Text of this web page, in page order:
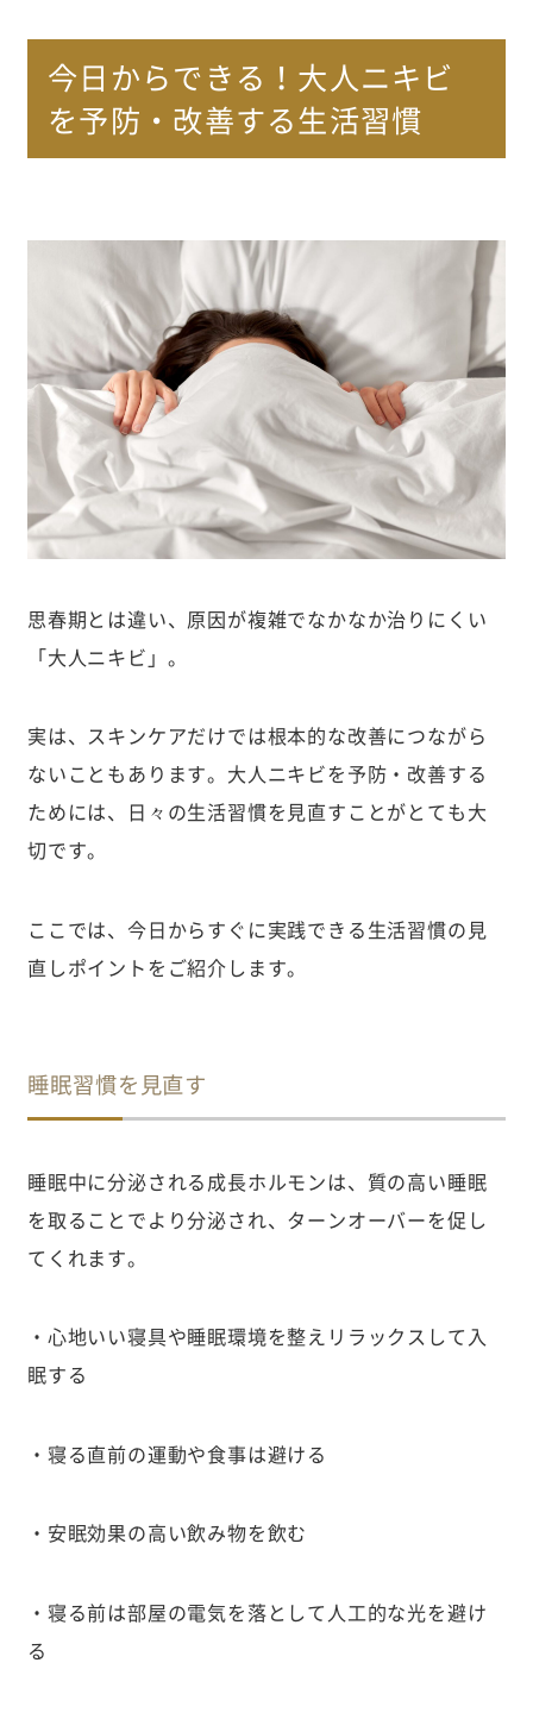
今日からできる！大人ニキビ
を予防・改善する生活習慣
思春期とは違い、原因が複雑でなかなか治りにくい
「大人ニキビ」。
実は、スキンケアだけでは根本的な改善につながら
ないこともあります。大人ニキビを予防・改善する
ためには、日々の生活習慣を見直すことがとても大
切です。
ここでは、今日からすぐに実践できる生活習慣の見
直しポイントをご紹介します。
睡眠習慣を見直す
睡眠中に分泌される成長ホルモンは、質の高い睡眠
を取ることでより分泌され、ターンオーバーを促し
てくれます。
・心地いい寝具や睡眠環境を整えリラックスして入
眠する
・寝る直前の運動や食事は避ける
・安眠効果の高い飲み物を飲む
・寝る前は部屋の電気を落として人工的な光を避け
る